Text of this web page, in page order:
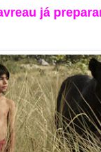
já